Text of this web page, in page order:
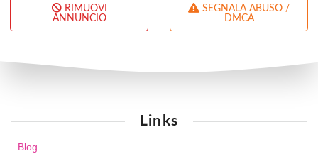
RIMUOVI
ANNUNCIO
DMCA
Links
Blog